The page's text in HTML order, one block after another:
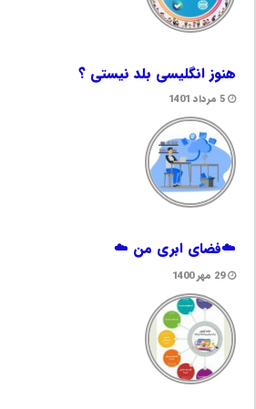
هنوز انگلیسی بلد نیستی ؟
5 مرداد 1401
☁️فضای ابری من ☁️
29 مهر 1400